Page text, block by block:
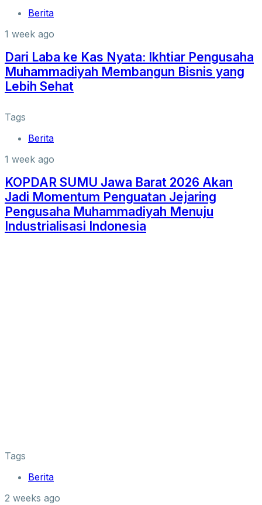
Berita
1 week ago
Dari Laba ke Kas Nyata: Ikhtiar Pengusaha
Muhammadiyah Membangun Bisnis yang
Lebih Sehat
Tags
Berita
1 week ago
KOPDAR SUMU Jawa Barat 2026 Akan
Jadi Momentum Penguatan Jejaring
Pengusaha Muhammadiyah Menuju
Industrialisasi Indonesia
Tags
Berita
2 weeks ago